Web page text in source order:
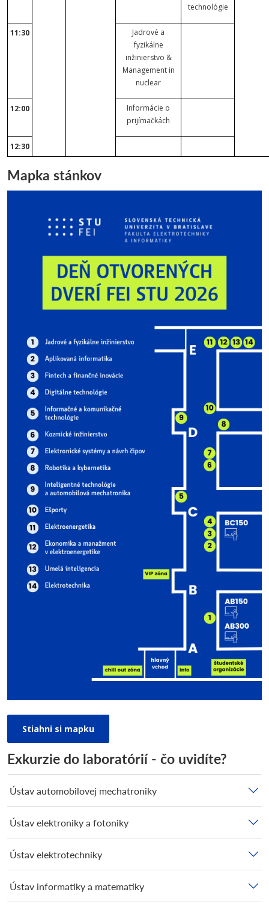
technológie
11:30
Jadrové a
fyzikálne
inžinierstvo &
Management in
nuclear
12:00
Informácie o
prijímačkách
12:30
Mapka stánkov
Stiahni si mapku
Exkurzie do laboratórií - čo uvidíte?
Ústav automobilovej mechatroniky
Ústav elektroniky a fotoniky
Ústav elektrotechniky
Ústav informatiky a matematiky